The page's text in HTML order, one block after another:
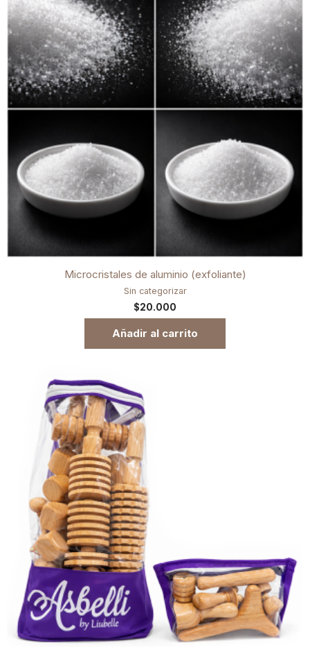
Microcristales de aluminio (exfoliante)
Sin categorizar
$20.000
Añadir al carrito